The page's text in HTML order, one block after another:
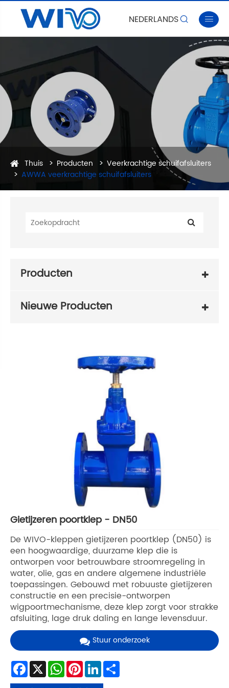
NEDERLANDS 
Thuis Producten
Veerkrachtige schuifafsluiters
AWWA veerkrachtige schuifafsluiters
Producten
Nieuwe Producten
Gietijzeren poortklep - DN50
De WIVO-kleppen gietijzeren poortklep (DN50) is
een hoogwaardige, duurzame klep die is
ontworpen voor betrouwbare stroomregeling in
water, olie, gas en andere algemene industriële
toepassingen. Gebouwd met robuuste gietijzeren
constructie en een precisie-ontworpen
wigpoortmechanisme, deze klep zorgt voor strakke
afsluiting, lage druk daling en lange levensduur.
Stuur onderzoek
Facebook
X WhatsApp
Pinterest
LinkedIn